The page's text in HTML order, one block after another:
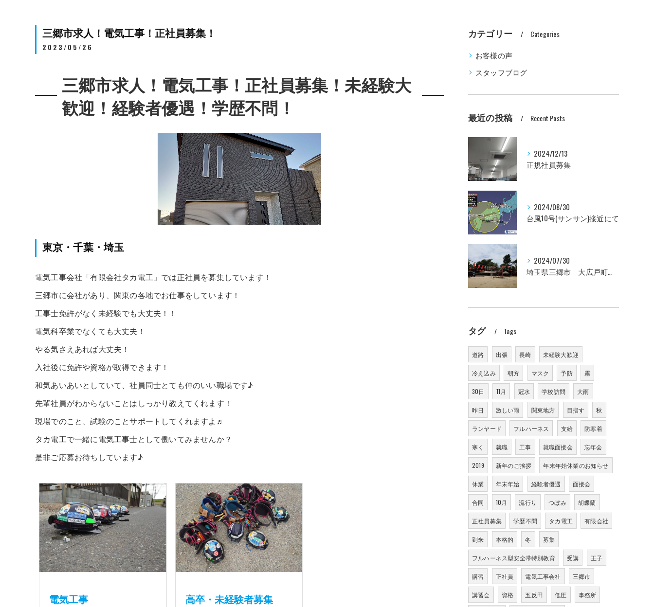
三郷市求人！電気工事！正社員募集！
2023/05/26
三郷市求人！電気工事！正社員募集！未経験大
歓迎！経験者優遇！学歴不問！
東京・千葉・埼玉
電気工事会社「有限会社タカ電工」では正社員を募集しています！
三郷市に会社があり、関東の各地でお仕事をしています！
工事士免許がなく未経験でも大丈夫！！
電気科卒業でなくても大丈夫！
やる気さえあれば大丈夫！
入社後に免許や資格が取得できます！
和気あいあいとしていて、社員同士とても仲のいい職場です♪
先輩社員がわからないことはしっかり教えてくれます！
現場でのこと、試験のことサポートしてくれますよ♬
タカ電工で一緒に電気工事士として働いてみませんか？
是非ご応募お待ちしています♪
電気工事 高卒・未経験者募集
カテゴリー Categories
お客様の声
スタッフブログ
最近の投稿 Recent Posts
2024/12/13
正規社員募集
2024/08/30
台風10号(サンサン)接近にて
2024/07/30
埼玉県三郷市 大広戸町会納涼盆踊り大会のお知らせ 2024
タグ Tags
道路 出張 長崎 未経験大歓迎
冷え込み 朝方 マスク 予防 霧
30日 11月 冠水 学校訪問 大雨
昨日 激しい雨 関東地方 目指す 秋
ランヤード フルハーネス 支給 防寒着
寒く 就職 工事 就職面接会 忘年会
2019 新年のご挨拶 年末年始休業のお知らせ
休業 年末年始 経験者優遇 面接会
合同 10月 流行り つぼみ 胡蝶蘭
正社員募集 学歴不問 タカ電工 有限会社
到来 本格的 冬 募集
フルハーネス型安全帯特別教育 受講 王子
講習 正社員 電気工事会社 三郷市
講習会 資格 五反田 低圧 事務所